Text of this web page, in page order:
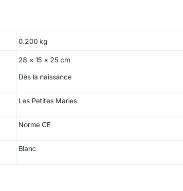
0.200 kg
28 × 15 × 25 cm
Dès la naissance
Les Petites Maries
Norme CE
Blanc